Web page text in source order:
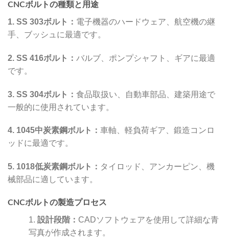
CNCボルトの種類と用途
1. SS 303ボルト： 電子機器のハードウェア、航空機の継
手、ブッシュに最適です。
2. SS 416ボルト： バルブ、ポンプシャフト、ギアに最適
です。
3. SS 304ボルト： 食品取扱い、自動車部品、建築用途で
一般的に使用されています。
4. 1045中炭素鋼ボルト： 車軸、軽負荷ギア、鍛造コンロ
ッドに最適です。
5. 1018低炭素鋼ボルト： タイロッド、アンカーピン、機
械部品に適しています。
CNCボルトの製造プロセス
設計段階： CADソフトウェアを使用して詳細な青
写真が作成されます。